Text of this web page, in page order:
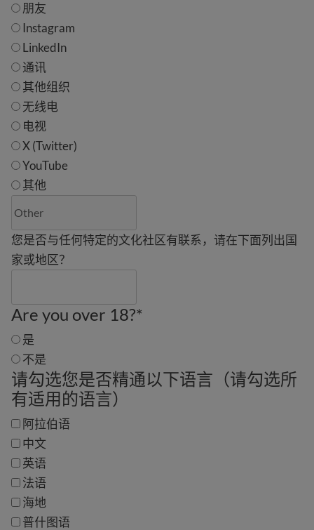
朋友
Instagram
LinkedIn
通讯
其他组织
无线电
电视
X (Twitter)
YouTube
其他
您是否与任何特定的文化社区有联系，请在下面列出国
家或地区？
Are you over 18?*
是
不是
请勾选您是否精通以下语言（请勾选所
有适用的语言）
阿拉伯语
中文
英语
法语
海地
普什图语